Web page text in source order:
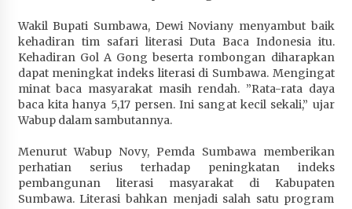
Wakil Bupati Sumbawa, Dewi Noviany menyambut baik
kehadiran tim safari literasi Duta Baca Indonesia itu.
Kehadiran Gol A Gong beserta rombongan diharapkan
dapat meningkat indeks literasi di Sumbawa. Mengingat
minat baca masyarakat masih rendah. ”Rata-rata daya
baca kita hanya 5,17 persen. Ini sangat kecil sekali,” ujar
Wabup dalam sambutannya.
Menurut Wabup Novy, Pemda Sumbawa memberikan
perhatian serius terhadap peningkatan indeks
pembangunan literasi masyarakat di Kabupaten
Sumbawa. Literasi bahkan menjadi salah satu program